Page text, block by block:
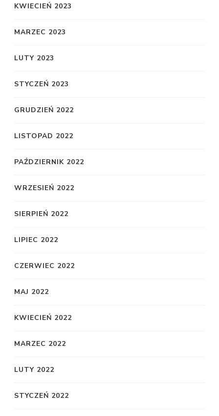
KWIECIEŃ 2023
MARZEC 2023
LUTY 2023
STYCZEŃ 2023
GRUDZIEŃ 2022
LISTOPAD 2022
PAŹDZIERNIK 2022
WRZESIEŃ 2022
SIERPIEŃ 2022
LIPIEC 2022
CZERWIEC 2022
MAJ 2022
KWIECIEŃ 2022
MARZEC 2022
LUTY 2022
STYCZEŃ 2022